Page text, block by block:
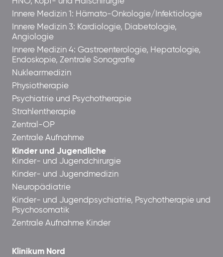
Innere Medizin 1: Hämato-Onkologie/Infektiologie
Innere Medizin 3: Kardiologie, Diabetologie,
Angiologie
Innere Medizin 4: Gastroenterologie, Hepatologie,
Endoskopie, Zentrale Sonografie
Nuklearmedizin
Physiotherapie
Psychiatrie und Psychotherapie
Strahlentherapie
Zentral-OP
Zentrale Aufnahme
Kinder und Jugendliche
Kinder- und Jugendchirurgie
Kinder- und Jugendmedizin
Neuropädiatrie
Kinder- und Jugendpsychiatrie, Psychotherapie und
Psychosomatik
Zentrale Aufnahme Kinder
Klinikum Nord